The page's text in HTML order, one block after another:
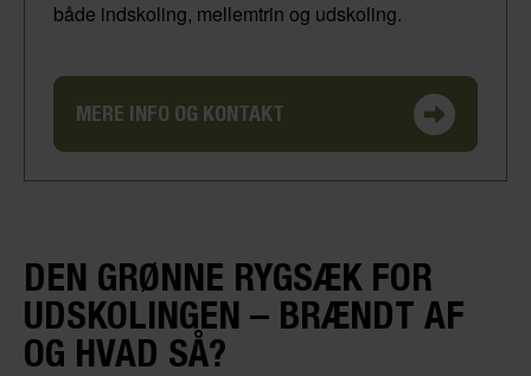
både indskoling, mellemtrin og udskoling.
MERE INFO OG KONTAKT
DEN GRØNNE RYGSÆK FOR
UDSKOLINGEN – BRÆNDT AF
OG HVAD SÅ?